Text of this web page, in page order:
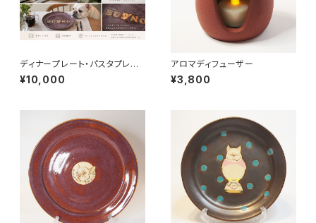
ディナープレート・パスタプレー
ト（径24.5㎝）「BUONO」 フレ
ンチブルドッグ
¥10,000
アロマディフューザー
¥3,800